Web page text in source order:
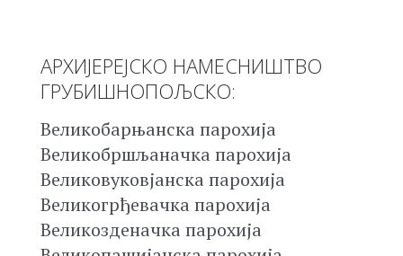
АРХИЈЕРЕЈСКО НАМЕСНИШТВО
ГРУБИШНОПОЉСКО:
Великобарњанска парохија
Великобршљаначка парохија
Великовуковјанска парохија
Великогрђевачка парохија
Великозденачка парохија